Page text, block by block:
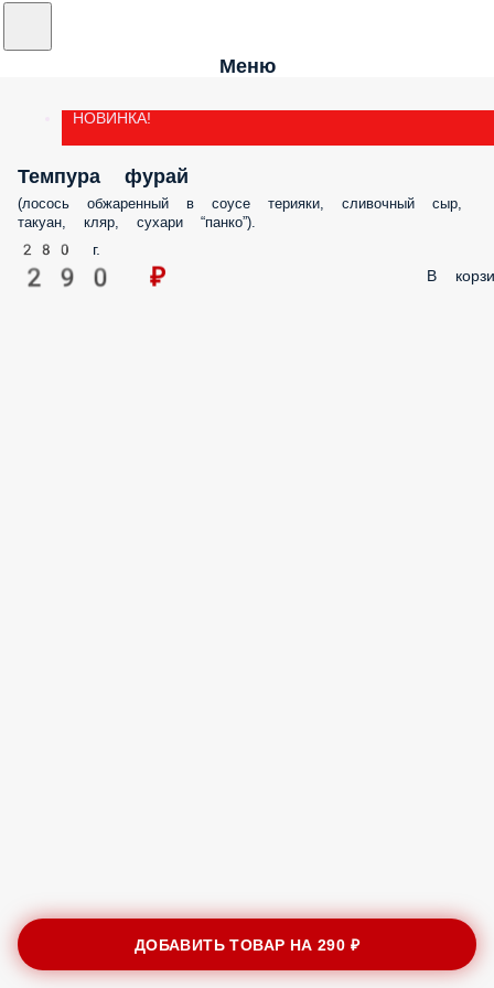
Меню
НОВИНКА!
Темпура фурай
(лосось обжаренный в соусе терияки, сливочный сыр,
такуан, кляр, сухари “панко”).
280 г.
290 ₽ В
ДОБАВИТЬ ТОВАР НА290 ₽